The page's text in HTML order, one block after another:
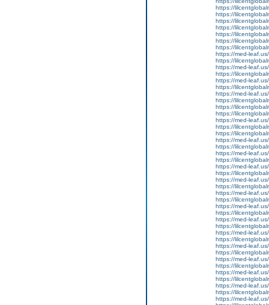
https://
https://
https://
https://
https://
https://
https://
https://med-leaf.us/
https://
https://med-leaf.us/
https://
https://med-leaf.us/
https://
https://med-leaf.us/
https://
https://
https://
https://med-leaf.us/
https://
https://
https://med-leaf.us/
https://
https://med-leaf.us/
https://
https://med-leaf.us/
https://
https://med-leaf.us/
https://
https://med-leaf.us/
https://
https://med-leaf.us/
https://
https://med-leaf.us/
https://
https://med-leaf.us/
https://
https://med-leaf.us/
https://
https://med-leaf.us/
https://
https://med-leaf.us/
https://
https://med-leaf.us/
https://
https://med-leaf.us/